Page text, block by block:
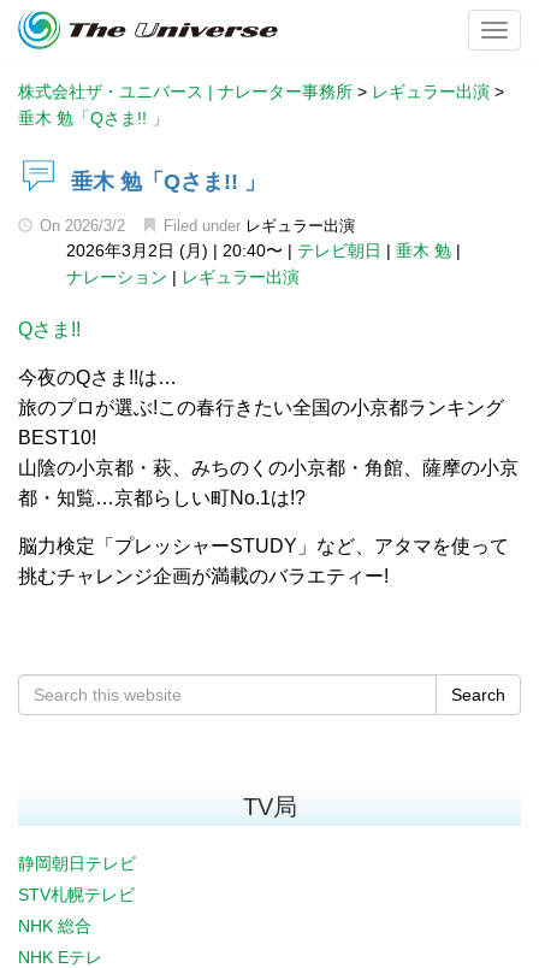
株式会社ザ・ユニバース | ナレーター事務所 > レギュラー出演 >
垂木 勉「Qさま!! 」
垂木 勉「Qさま!! 」
On 2026/3/2 Filed under レギュラー出演
2026年3月2日 (月) | 20:40〜 | テレビ朝日 | 垂木 勉 |
ナレーション | レギュラー出演
Qさま!!
今夜のQさま!!は…
旅のプロが選ぶ!この春行きたい全国の小京都ランキング
BEST10!
山陰の小京都・萩、みちのくの小京都・角館、薩摩の小京
都・知覧…京都らしい町No.1は!?
脳力検定「プレッシャーSTUDY」など、アタマを使って
挑むチャレンジ企画が満載のバラエティー!
Search
TV局
静岡朝日テレビ
STV札幌テレビ
NHK 総合
NHK Eテレ